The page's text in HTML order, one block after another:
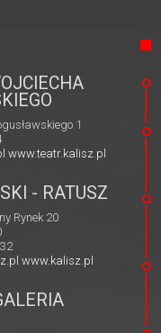
1
www.teatr.kalisz.pl
- RATUSZ
Rynek 20
www.kalisz.pl